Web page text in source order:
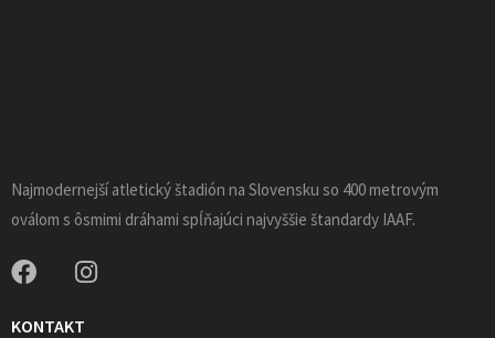
Najmodernejší atletický štadión na Slovensku so 400 metrovým
oválom s ôsmimi dráhami spĺňajúci najvyššie štandardy IAAF.
KONTAKT